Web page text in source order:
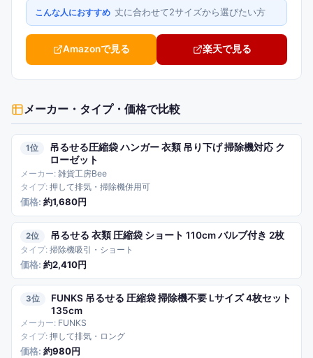
こんな人におすすめ 丈に合わせて2サイズから選びたい方
Amazonで見る 楽天で見る
メーカー・タイプ・価格で比較
1
吊るせる圧縮袋 ハンガー 衣類 吊り下げ 掃除機対応 ク
ローゼット
雑貨工房Bee
押して排気・掃除機併用可
約1,680円
2 吊るせる 衣類 圧縮袋 ショート 110cm バルブ付き 2枚
掃除機吸引・ショート
約2,410円
3
FUNKS 吊るせる 圧縮袋 掃除機不要 Lサイズ 4枚セット
135cm
FUNKS
押して排気・ロング
約980円